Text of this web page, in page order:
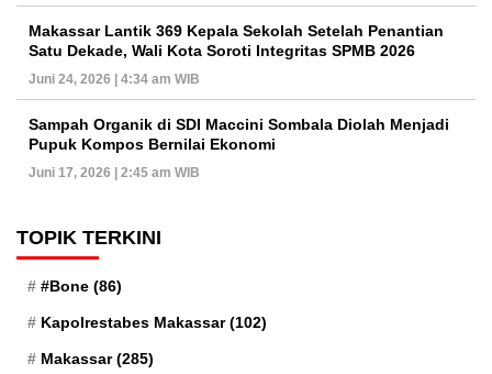
Makassar Lantik 369 Kepala Sekolah Setelah Penantian
Satu Dekade, Wali Kota Soroti Integritas SPMB 2026
Juni 24, 2026 | 4:34 am WIB
Sampah Organik di SDI Maccini Sombala Diolah Menjadi
Pupuk Kompos Bernilai Ekonomi
Juni 17, 2026 | 2:45 am WIB
TOPIK TERKINI
#Bone (86)
Kapolrestabes Makassar(102)
Makassar(285)